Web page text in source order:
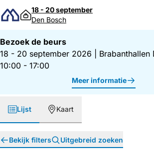
Direct naar inhoud
18 - 20 september
Den Bosch
Bezoek de beurs
18 - 20 september 2026
Brabanthallen
10:00 - 17:00
Meer informatie
Lijst Kaart
Bekijk filters Uitgebreid zoeken